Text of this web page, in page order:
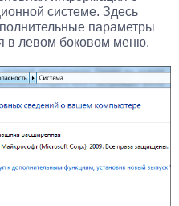
системе. Здесь
параметры
в левом боковом меню.